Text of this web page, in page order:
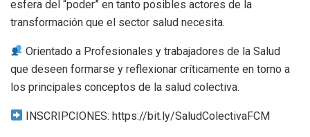
esfera del “poder” en tanto posibles actores de la
transformación que el sector salud necesita.
Orientado a Profesionales y trabajadores de la Salud
que deseen formarse y reflexionar críticamente en torno a
los principales conceptos de la salud colectiva.
INSCRIPCIONES: https://bit.ly/SaludColectivaFCM